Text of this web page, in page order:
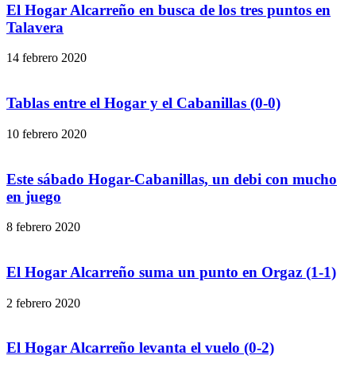
El Hogar Alcarreño en busca de los tres puntos en
Talavera
14 febrero 2020
Tablas entre el Hogar y el Cabanillas (0-0)
10 febrero 2020
Este sábado Hogar-Cabanillas, un debi con mucho
en juego
8 febrero 2020
El Hogar Alcarreño suma un punto en Orgaz (1-1)
2 febrero 2020
El Hogar Alcarreño levanta el vuelo (0-2)